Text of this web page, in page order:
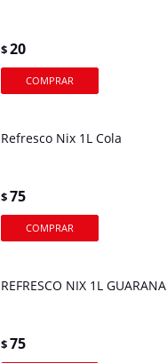
$20
Refresco Nix 1L Cola
$75
REFRESCO NIX 1L GUARANA
$75